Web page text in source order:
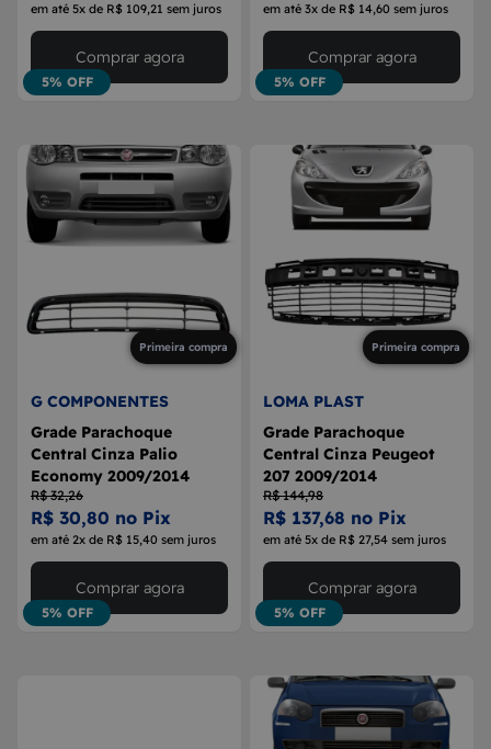
em até 5x de R$ 109,21 sem juros
5% OFF
Comprar agora
em até 3x de R$ 14,60 sem juros
5% OFF
Comprar agora
Primeira compra
G COMPONENTES
Grade Parachoque
Central Cinza Palio
Economy 2009/2014
R$ 32,26
R$ 30,80 no Pix
em até 2x de R$ 15,40 sem juros
5% OFF
Comprar agora
Primeira compra
LOMA PLAST
Grade Parachoque
Central Cinza Peugeot
207 2009/2014
R$ 144,98
R$ 137,68 no Pix
em até 5x de R$ 27,54 sem juros
5% OFF
Comprar agora